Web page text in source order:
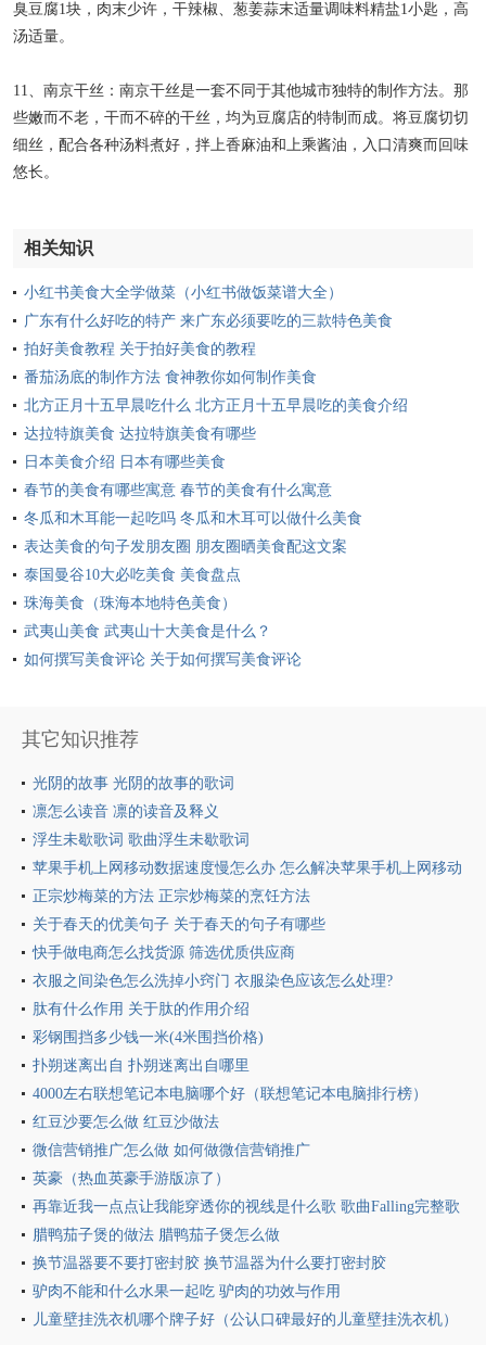
臭豆腐1块，肉末少许，干辣椒、葱姜蒜末适量调味料精盐1小匙，高
汤适量。
11、南京干丝：南京干丝是一套不同于其他城市独特的制作方法。那
些嫩而不老，干而不碎的干丝，均为豆腐店的特制而成。将豆腐切切
细丝，配合各种汤料煮好，拌上香麻油和上乘酱油，入口清爽而回味
悠长。
相关知识
小红书美食大全学做菜（小红书做饭菜谱大全）
广东有什么好吃的特产 来广东必须要吃的三款特色美食
拍好美食教程 关于拍好美食的教程
番茄汤底的制作方法 食神教你如何制作美食
北方正月十五早晨吃什么 北方正月十五早晨吃的美食介绍
达拉特旗美食 达拉特旗美食有哪些
日本美食介绍 日本有哪些美食
春节的美食有哪些寓意 春节的美食有什么寓意
冬瓜和木耳能一起吃吗 冬瓜和木耳可以做什么美食
表达美食的句子发朋友圈 朋友圈晒美食配这文案
泰国曼谷10大必吃美食 美食盘点
珠海美食（珠海本地特色美食）
武夷山美食 武夷山十大美食是什么？
如何撰写美食评论 关于如何撰写美食评论
其它知识推荐
光阴的故事 光阴的故事的歌词
凛怎么读音 凛的读音及释义
浮生未歇歌词 歌曲浮生未歇歌词
苹果手机上网移动数据速度慢怎么办 怎么解决苹果手机上网移动
数据速度慢
正宗炒梅菜的方法 正宗炒梅菜的烹饪方法
关于春天的优美句子 关于春天的句子有哪些
快手做电商怎么找货源 筛选优质供应商
衣服之间染色怎么洗掉小窍门 衣服染色应该怎么处理?
肽有什么作用 关于肽的作用介绍
彩钢围挡多少钱一米(4米围挡价格)
扑朔迷离出自 扑朔迷离出自哪里
4000左右联想笔记本电脑哪个好（联想笔记本电脑排行榜）
红豆沙要怎么做 红豆沙做法
微信营销推广怎么做 如何做微信营销推广
英豪（热血英豪手游版凉了）
再靠近我一点点让我能穿透你的视线是什么歌 歌曲Falling完整歌
词介绍
腊鸭茄子煲的做法 腊鸭茄子煲怎么做
换节温器要不要打密封胶 换节温器为什么要打密封胶
驴肉不能和什么水果一起吃 驴肉的功效与作用
儿童壁挂洗衣机哪个牌子好（公认口碑最好的儿童壁挂洗衣机）